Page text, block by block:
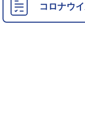
コロナウ